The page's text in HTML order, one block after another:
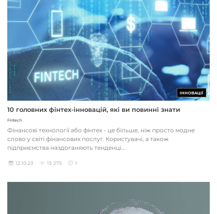
ІННОВАЦІЇ
10 головних фінтех-інновацій, які ви повинні знати
Fintech
Фінансові технології або фінтех - це більше, ніж просто модне
слово у світі фінансових послуг. Користувачі, а також
підприємства наздоганяють тенденці...
12.10.23 13 275 1